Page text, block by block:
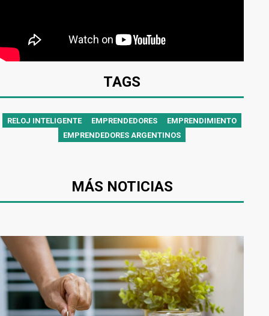
TAGS
RELOJ INTELIGENTE EMPRENDEDORES
EMPRENDIMIENTO
EMPRENDEDORES ARGENTINOS
MÁS NOTICIAS